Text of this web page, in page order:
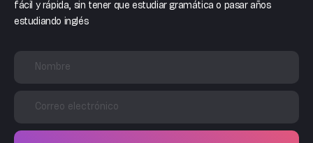
fácil y rápida, sin tener que estudiar gramática o pasar años
estudiando inglés